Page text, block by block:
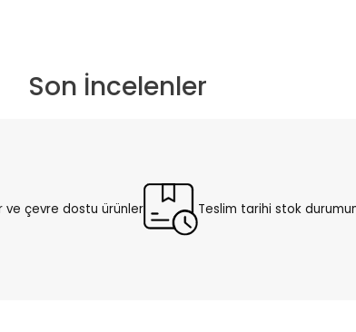
ve çevre dostu ürünler Teslim tarihi stok
Son İncelenler